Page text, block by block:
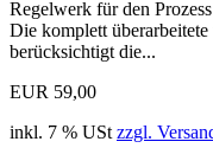
Regelwerk für den
Die komplett
berücksichtigt die...
EUR 59,00
inkl. 7 % USt zzgl.